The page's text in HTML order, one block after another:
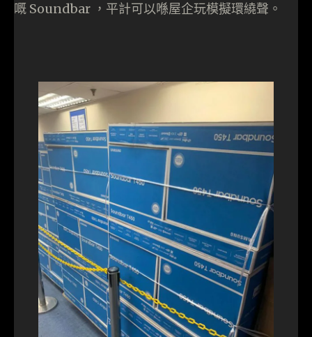
嘅 Soundbar ，平計可以喺屋企玩模擬環繞聲。